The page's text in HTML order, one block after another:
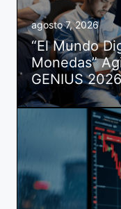
agosto 7, 2026
“El Mundo
Monedas”
GENIUS 2026